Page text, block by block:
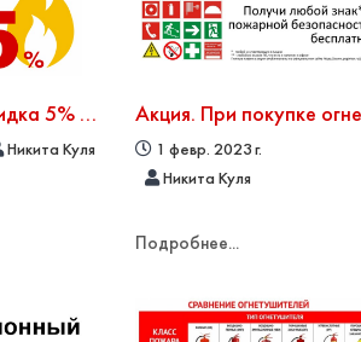
Весь октябрь скидка 5% на порошковые и углекислотные огнетушители
Никита Куля
1 февр. 2023 г.
Никита Куля
Подробнее...